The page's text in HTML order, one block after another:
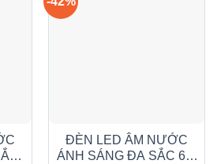
ĐÈN LED ÂM NƯỚC
ÁNH SÁNG ĐA SẮC 6W